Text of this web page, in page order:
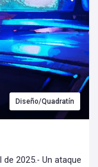
Diseño/Quadratín
de 2025.- Un ataque